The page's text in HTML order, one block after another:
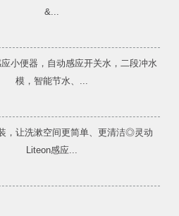
&...
小便器，自动感应开关水，二段冲水
模，智能节水、...
，让洗漱空间更简单、更清洁◎灵动
Liteon感应...